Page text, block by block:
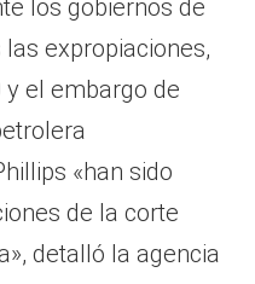
los gobiernos de
expropiaciones,
el embargo de
«han sido
de la corte
detalló la agencia